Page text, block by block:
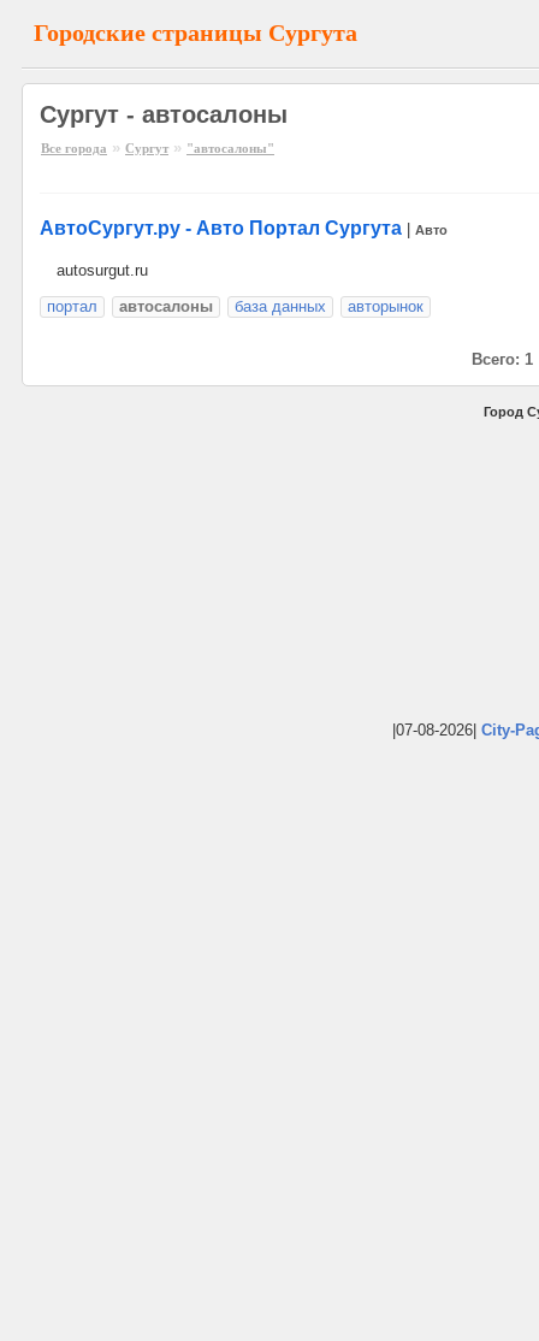
Городские страницы Сургута
Сургут - автосалоны
Все города » Сургут » "автосалоны"
АвтоСургут.ру - Авто Портал Сургута Авто
autosurgut.ru
портал
автосалоны база данных авторынок
Всего: 1
Город
|07-08-2026| City-